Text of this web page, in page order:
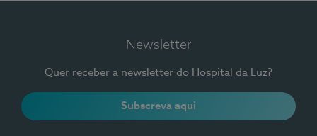
Newsletter
Quer receber a newsletter do Hospital da Luz?
Subscreva aqui